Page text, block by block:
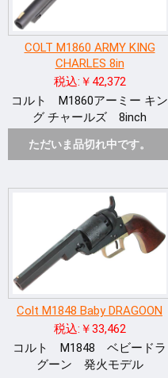
COLT M1860 ARMY KING
CHARLES 8in
税込:￥42,372
コルト M1860アーミー キン
グ チャールズ 8inch
ただいま品切れ中です。
Colt M1848 Baby DRAGOON
税込:￥33,462
コルト M1848 ベビードラ
グーン 発火モデル